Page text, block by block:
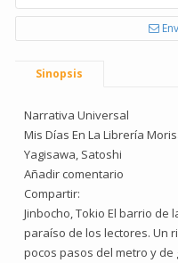
Sinopsis
Narrativa Universal
Mis Días En La Librería
Yagisawa, Satoshi
Añadir comentario
Compartir:
Jinbocho, Tokio El barrio
paraíso de los lectores. Un
pocos pasos del metro y